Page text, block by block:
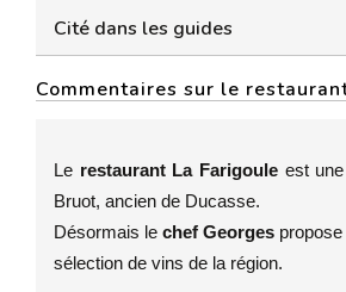
Cité dans les guides
Commentaires sur le
Le restaurant La Farigoule est
Bruot, ancien de Ducasse.
Désormais lechef Georges
sélection de vins de la région.